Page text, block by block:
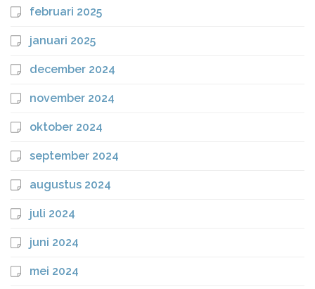
februari 2025
januari 2025
december 2024
november 2024
oktober 2024
september 2024
augustus 2024
juli 2024
juni 2024
mei 2024